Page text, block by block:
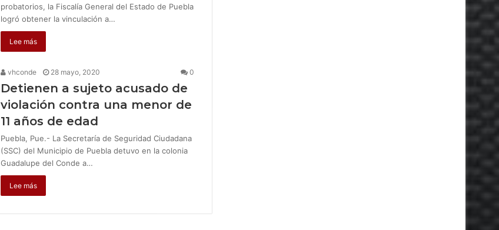
probatorios, la Fiscalía General del Estado de Puebla
logró obtener la vinculación a…
Lee más
vhconde 28 mayo, 2020 0
Detienen a sujeto acusado de
violación contra una menor de
11 años de edad
Puebla, Pue.- La Secretaría de Seguridad Ciudadana
(SSC) del Municipio de Puebla detuvo en la colonia
Guadalupe del Conde a…
Lee más